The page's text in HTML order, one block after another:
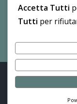
© Digital Guys ·
Privacy Policy
Accetta Tutti
Tutti per